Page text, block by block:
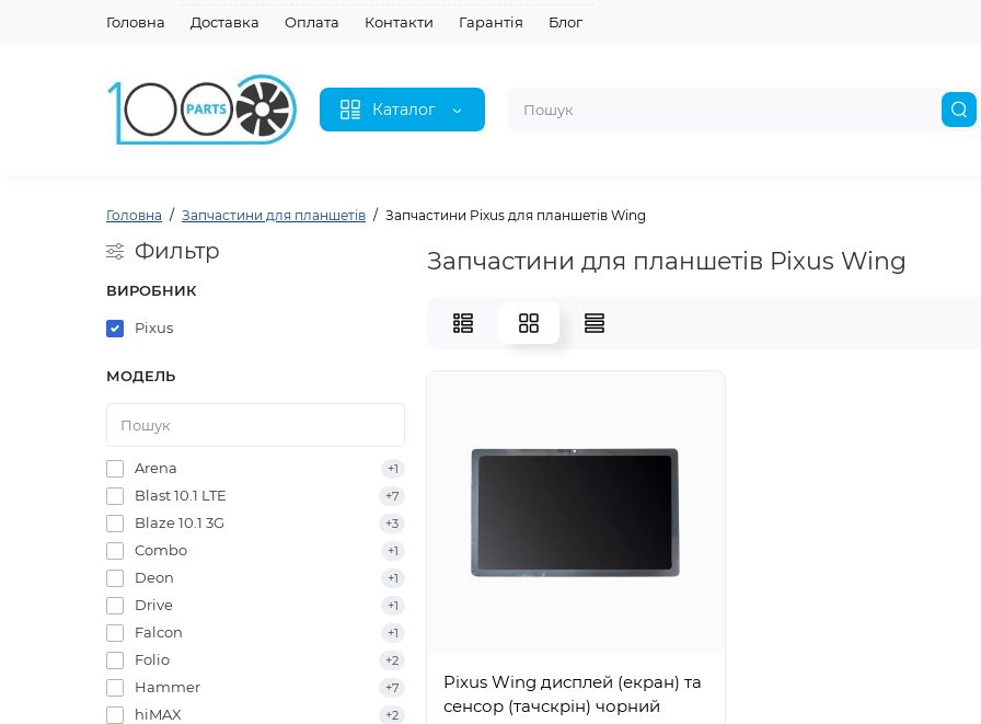
Головна Доставка Оплата Контакти Гарантія Блог
Каталог
Головна Запчастини для планшетів Запчастини Pixus для планшетів Wing
Фильтр
ВИРОБНИК
Pixus
МОДЕЛЬ
Arena +1
Blast 10.1 LTE +7
Blaze 10.1 3G +3
Combo +1
Deon +1
Drive +1
Falcon +1
Folio +2
Hammer +7
hiMAX +2
Запчастини для планшетів Pixus Wing
Pixus Wing дисплей (екран) та
сенсор (тачскрін) чорний